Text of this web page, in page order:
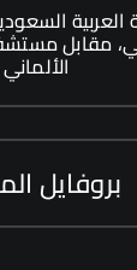
العربية
مقابل
الألماني
بروفايل